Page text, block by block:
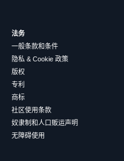
法务
一般条款和条件
隐私 & Cookie 政策
版权
专利
商标
社区使用条款
奴隶制和人口贩运声明
无障碍使用